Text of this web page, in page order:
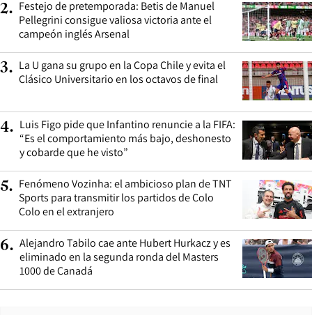
2. Festejo de pretemporada: Betis de Manuel
Pellegrini consigue valiosa victoria ante el
campeón inglés Arsenal
3. La U gana su grupo en la Copa Chile y evita el
Clásico Universitario en los octavos de final
4. Luis Figo pide que Infantino renuncie a la FIFA:
“Es el comportamiento más bajo, deshonesto
y cobarde que he visto”
5. Fenómeno Vozinha: el ambicioso plan de TNT
Sports para transmitir los partidos de Colo
Colo en el extranjero
6. Alejandro Tabilo cae ante Hubert Hurkacz y es
eliminado en la segunda ronda del Masters
1000 de Canadá